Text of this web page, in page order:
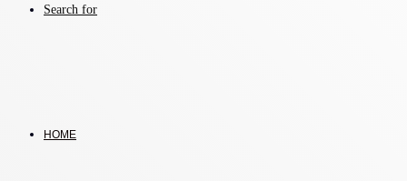
Search for
HOME